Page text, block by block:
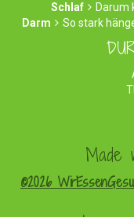
Schlaf
Darum
Darm
So stark
Made
©2026